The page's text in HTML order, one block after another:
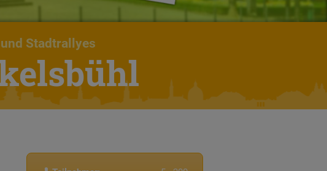
Stadtrallyes